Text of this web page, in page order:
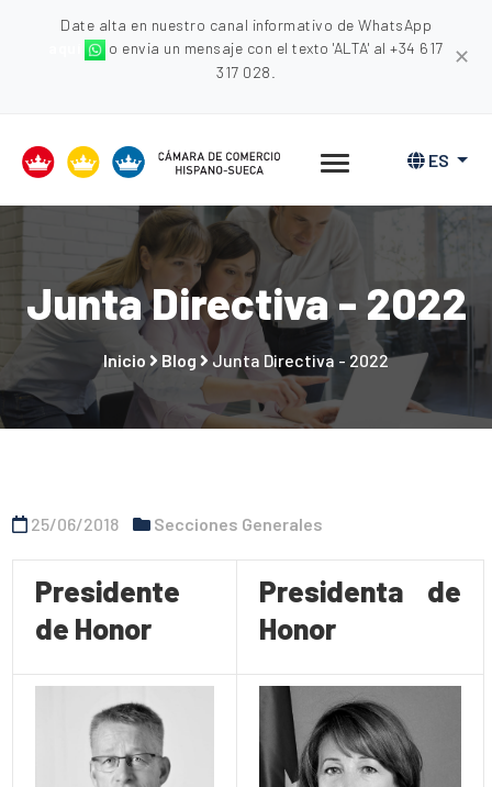
Date alta en nuestro canal informativo de WhatsApp
o envia un mensaje con el texto 'ALTA' al +34 617
317 028.
✕
ES
Junta Directiva - 2022
Inicio Blog Junta Directiva - 2022
25/06/2018 Secciones Generales
Presidente
de Honor
Presidenta de
Honor